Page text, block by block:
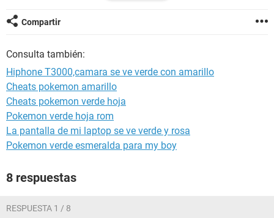
Compartir
Consulta también:
Hiphone T3000,camara se ve verde con amarillo
Cheats pokemon amarillo
Cheats pokemon verde hoja
Pokemon verde hoja rom
La pantalla de mi laptop se ve verde y rosa
Pokemon verde esmeralda para my boy
8 respuestas
RESPUESTA 1 / 8